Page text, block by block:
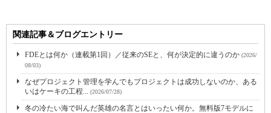
関連記事＆ブログエントリー
FDEとは何か（連載第1回）／従来のSEと、何が決定的に違うのか (2026/
08/03)
なぜプロジェクト管理を学んでもプロジェクトは成功しないのか、ある
いはケーキの工程... (2026/07/28)
冬の冷たい海で叫んだ英雄の名言とはいったい何か。無料版7モデルに